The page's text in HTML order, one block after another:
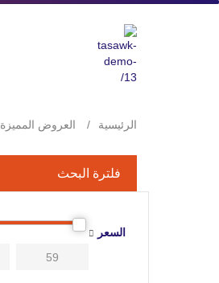
الرئيسية العروض المميزة
فلترة البحث
السعر